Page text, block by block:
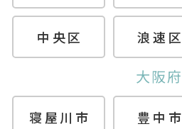
中央区 浪速区
大阪府
寝屋川市 豊中市